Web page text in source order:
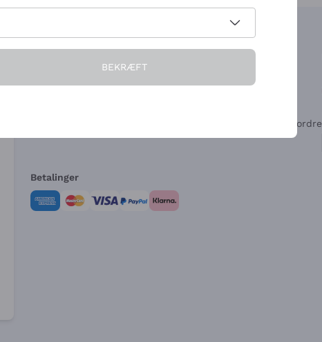
Hvem vi er
Kundeservice
Fortrydelsesformular for ordre
Betalinger
BEKRÆFT